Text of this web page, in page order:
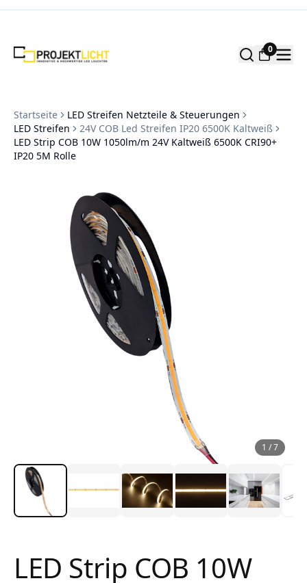
Zum Inhalt springen
0
Startseite
LED Streifen Netzteile & Steuerungen
LED Streifen
24V COB Led Streifen IP20 6500K Kaltweiß
LED Strip COB 10W 1050lm/m 24V Kaltweiß 6500K CRI90+
IP20 5M Rolle
1 /7
LED Strip COB 10W